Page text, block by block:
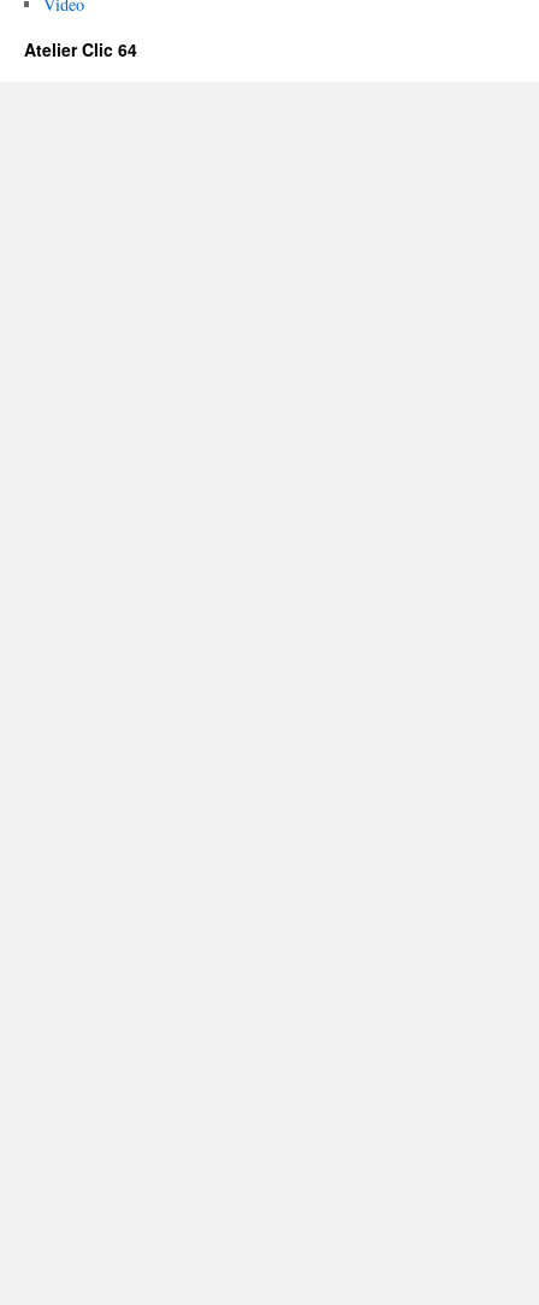
Atelier Clic 64